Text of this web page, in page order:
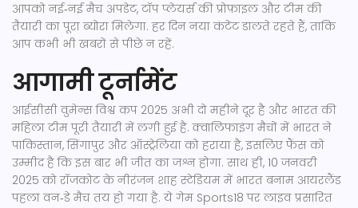
आपको नई‑नई मैच अपडेट, टॉप प्लेयर्स की प्रोफ़ाइल और टीम की
तैयारी का पूरा ब्योरा मिलेगा. हर दिन नया कंटेंट डालते रहते हैं, ताकि
आप कभी भी खबरों से पीछे न रहें.
आगामी टूर्नामेंट
आईसीसी वुमेन्स विश्व कप 2025 अभी दो महीने दूर है और भारत की
महिला टीम पूरी तैयारी में लगी हुई है. क्वालिफाइंग मैचों में भारत ने
पाकिस्तान, सिंगापुर और ऑस्ट्रेलिया को हराया है, इसलिए फैंस को
उम्मीद है कि इस बार भी जीत का जश्न होगा. साथ ही, 10 जनवरी
2025 को रॉजकोट के नीरंजन शाह स्टेडियम में भारत बनाम आयरलैंड
पहला वन‑डे मैच तय हो गया है. ये गेम Sports18 पर लाइव प्रसारित